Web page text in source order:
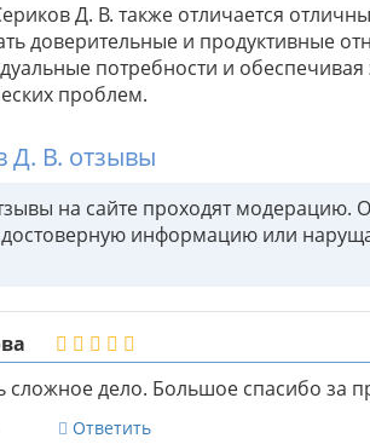
Д. В. также отличается
доверительные и продуктивные
потребности и
проблем.
Д. В. отзывы
на сайте проходят модерацию.
информацию или
сложное дело. Большое спасибо за
Ответить